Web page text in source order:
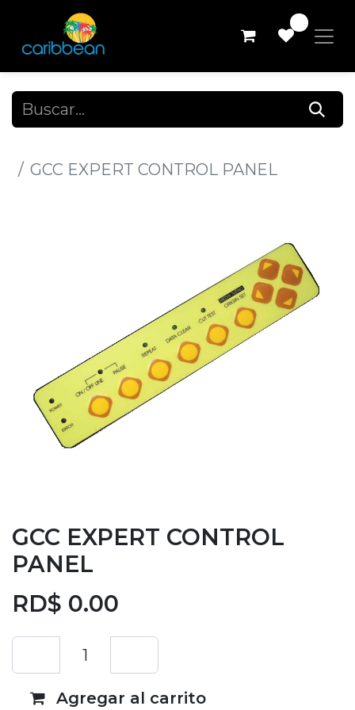
GCC EXPERT CONTROL PANEL
GCC EXPERT CONTROL
PANEL
RD$ 0.00
Agregar al carrito